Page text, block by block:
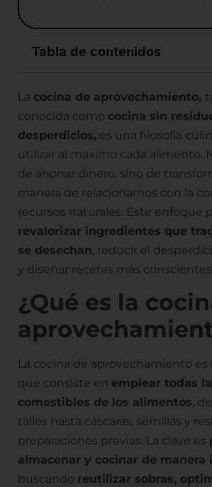
Tabla de contenidos
La cocina de aprovechamiento,
conocida como cocina sin
desperdicios, es una filosofía
utilizar al máximo cada alimento.
de ahorrar dinero, sino de
manera de relacionarnos con la
recursos naturales. Este enfoque
revalorizar ingredientes que
se desechan, reducir el
y diseñar recetas más
¿Qué es la
La cocina de aprovechamiento es
que consiste en emplear todas
comestibles de los alimentos,
tallos hasta cáscaras, semillas y
preparaciones previas. La clave es
almacenar y cocinar de manera
buscando reutilizar sobras,